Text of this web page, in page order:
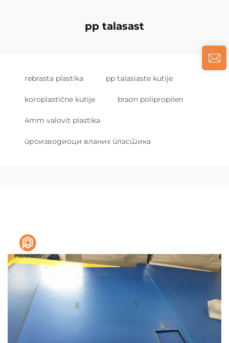
pp talasast
rebrasta plastika pp talasiaste kutije
koroplastične kutije braon polipropilen
4mm valovit plastika
производиоци вланих пластика